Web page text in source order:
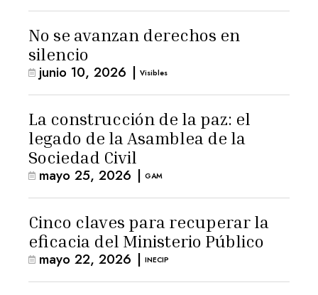
No se avanzan derechos en
silencio
junio 10, 2026 | Visibles
La construcción de la paz: el
legado de la Asamblea de la
Sociedad Civil
mayo 25, 2026 | GAM
Cinco claves para recuperar la
eficacia del Ministerio Público
mayo 22, 2026 | INECIP